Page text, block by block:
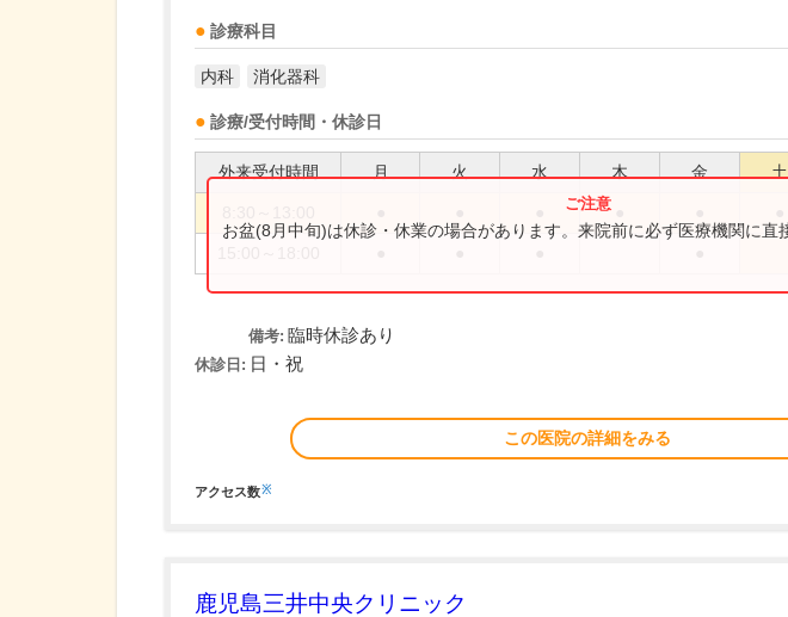
診療科目
内科 消化器科
診療/受付時間・休診日
外来受付時間 月 火 水 木 金 土
お盆(8月中旬)は休診・休業の場合があります。来院前に必ず医療機関に直
備考: 臨時休診あり
休診日: 日・祝
この医院の詳細をみる
アクセス数※
鹿児島三井中央クリニック